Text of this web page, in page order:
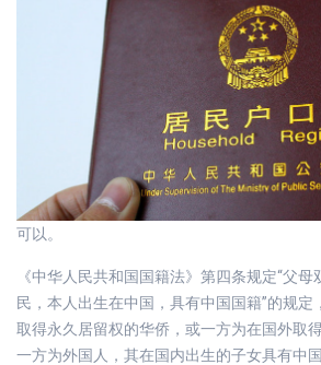
可以。
《中华人民共和国国籍法》第四条规定“父
民，本人出生在中国，具有中国国籍”的规
取得永久居留权的华侨，或一方为在国外取
一方为外国人，其在国内出生的子女具有中